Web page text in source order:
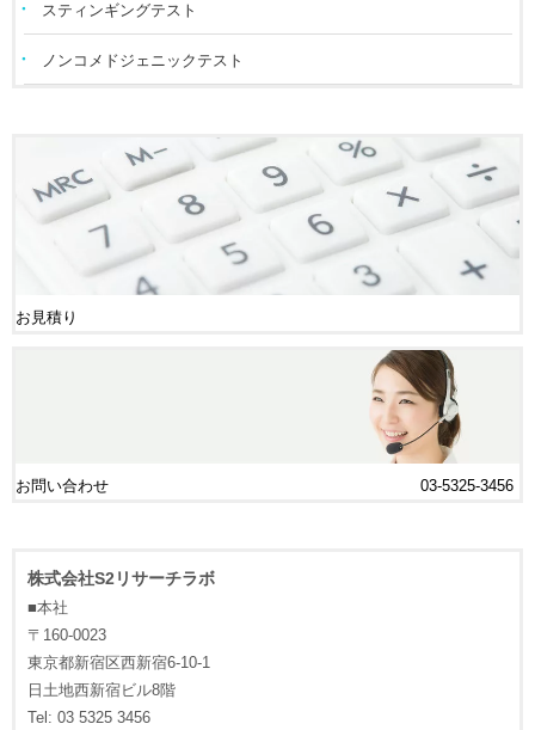
スティンギングテスト
ノンコメドジェニックテスト
お見積り
お問い合わせ 03-5325-3456
株式会社S2リサーチラボ
■本社
〒160-0023
東京都新宿区西新宿6-10-1
日土地西新宿ビル8階
Tel: 03 5325 3456